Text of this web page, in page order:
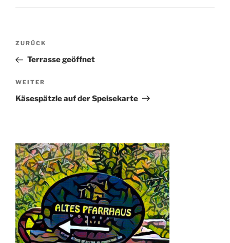
Beitragsnavigation
Vorheriger
Beitrag
ZURÜCK
Terrasse geöffnet
Nächster
Beitrag
WEITER
Käsespätzle auf der Speisekarte